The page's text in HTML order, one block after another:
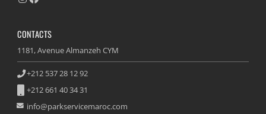
CONTACTS
1181, Avenue Almanzeh CYM
+212 537 28 12 92
+212 661 40 34 31
info@parkservicemaroc.com